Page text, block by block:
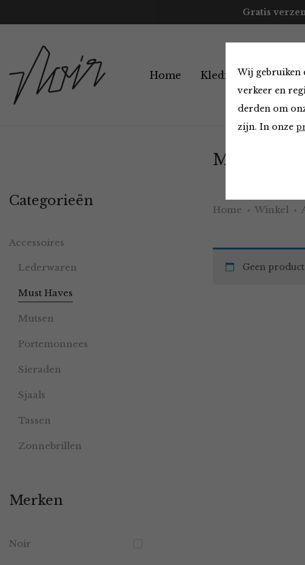
Wij gebruiken
verkeer en
derden om
zijn. In onze
Gratis
Home Kleding
Must Haves
Home Winkel
Geen
Categorieën
Accessoires
Lederwaren
Must Haves
Mutsen
Portemonnees
Sieraden
Sjaals
Tassen
Zonnebrillen
Merken
Noir